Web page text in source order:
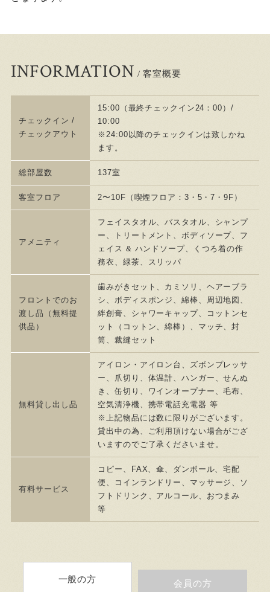
INFORMATION / 客室概要
チェックイン /
チェックアウト
15:00（最終チェックイン24：00）/
10:00
※24:00以降のチェックインは致しかね
ます。
総部屋数 137室
客室フロア 2〜10F（喫煙フロア：3・5・7・9F）
アメニティ
フェイスタオル、バスタオル、シャンプ
ー、トリートメント、ボディソープ、フ
ェイス & ハンドソープ、くつろ着の作
務衣、緑茶、スリッパ
フロントでのお
渡し品（無料提
供品）
歯みがきセット、カミソリ、ヘアーブラ
シ、ボディスポンジ、綿棒、周辺地図、
絆創膏、シャワーキャップ、コットンセ
ット（コットン、綿棒）、マッチ、封
筒、裁縫セット
無料貸し出し品
アイロン・アイロン台、ズボンプレッサ
ー、爪切り、体温計、ハンガー、せんぬ
き、缶切り、ワインオープナー、毛布、
空気清浄機、携帯電話充電器 等
※上記物品には数に限りがございます。
貸出中の為、ご利用頂けない場合がござ
いますのでご了承くださいませ。
有料サービス
コピー、FAX、傘、ダンボール、宅配
便、コインランドリー、マッサージ、ソ
フトドリンク、アルコール、おつまみ
等
一般の方 会員の方